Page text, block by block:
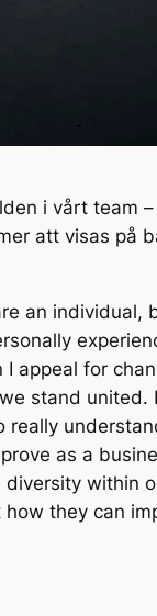
i vårt team
att visas på
an individual,
appeal for
stand united.
as a
within
they can